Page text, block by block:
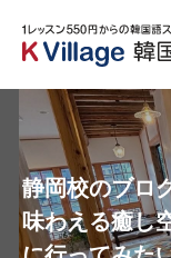
校舎案内
ご入校までの流れ
韓国語講師紹介
静岡校のブロ
味わえる癒し